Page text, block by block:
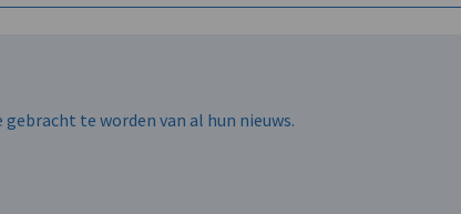
te worden van al hun nieuws.